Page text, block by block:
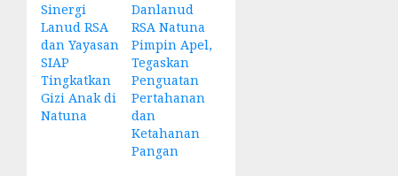
Sinergi
Lanud RSA
dan Yayasan
SIAP
Tingkatkan
Gizi Anak di
Natuna
Danlanud
RSA Natuna
Pimpin Apel,
Tegaskan
Penguatan
Pertahanan
dan
Ketahanan
Pangan